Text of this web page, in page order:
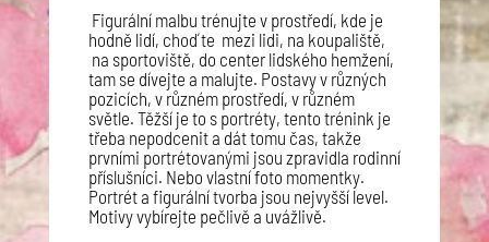
Figurální malbu trénujte v prostředí, kde je
hodně lidí, choď te mezi lidi, na koupaliště,
na sportoviště, do center lidského hemžení,
tam se dívejte a malujte. Postavy v různých
pozicích, v různém prostředí, v různém
světle. Těžší je to s portréty, tento trénink je
třeba nepodcenit a dát tomu čas, takže
prvními portrétovanými jsou zpravidla rodinní
příslušníci. Nebo vlastní foto momentky.
Portrét a figurální tvorba jsou nejvyšší level.
Motivy vybírejte pečlivě a uvážlivě.